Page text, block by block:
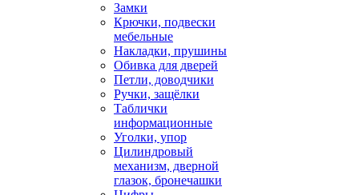
Замки
Крючки, подвески
мебельные
Накладки, прушины
Обивка для дверей
Петли, доводчики
Ручки, защёлки
Таблички
информационные
Уголки, упор
Цилиндровый
механизм, дверной
глазок, бронечашки